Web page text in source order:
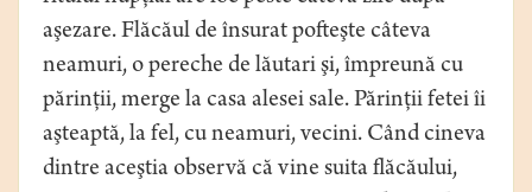
aşezare. Flăcăul de însurat pofteşte câteva
neamuri, o pereche de lăutari şi, împreună cu
părinţii, merge la casa alesei sale. Părinţii fetei îi
aşteaptă, la fel, cu neamuri, vecini. Când cineva
dintre aceştia observă că vine suita flăcăului,